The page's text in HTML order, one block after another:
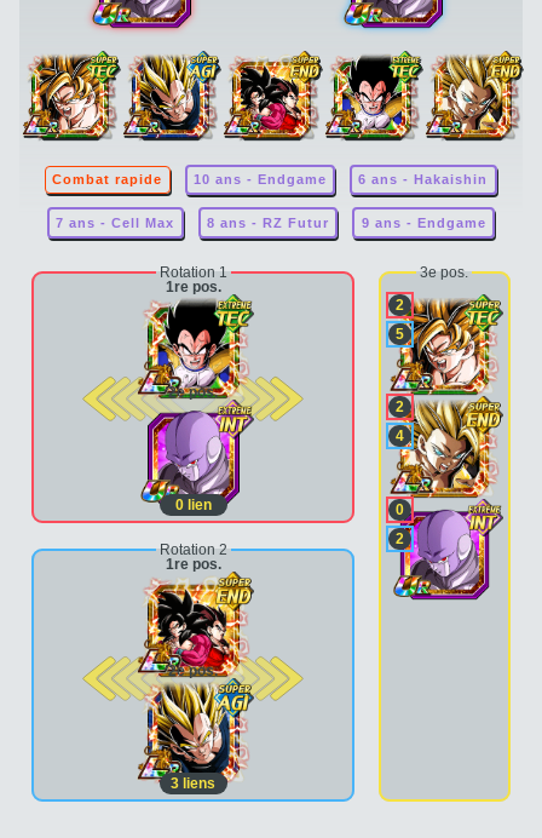
Combat rapide 10 ans - Endgame 6 ans - Hakaishin
7 ans - Cell Max 8 ans - RZ Futur 9 ans - Endgame
Rotation 1
1re pos.
2e pos.
0lien
Rotation 2
1re pos.
2e pos.
3 liens
3e pos.
2
5
2
4
0
2